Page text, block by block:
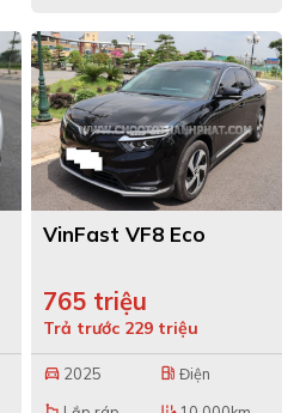
VinFast VF8 Eco
765 triệu
Trả trước 229 triệu
directions_car 2025 local_gas_station Điện